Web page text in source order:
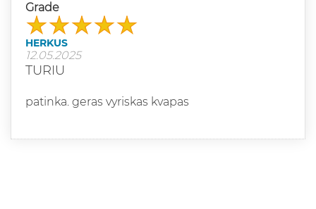
Grade
HERKUS
12.05.2025
TURIU
patinka. geras vyriskas kvapas